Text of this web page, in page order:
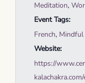
Meditation,
Event Tags:
French,
Website:
https://